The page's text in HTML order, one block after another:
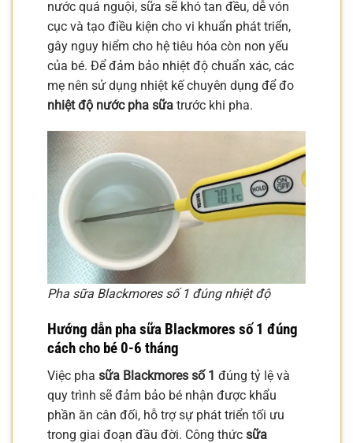
nước quá nguội, sữa sẽ khó tan đều, dễ vón
cục và tạo điều kiện cho vi khuẩn phát triển,
gây nguy hiểm cho hệ tiêu hóa còn non yếu
của bé. Để đảm bảo nhiệt độ chuẩn xác, các
mẹ nên sử dụng nhiệt kế chuyên dụng để đo
nhiệt độ nước pha sữa trước khi pha.
Pha sữa Blackmores số 1 đúng nhiệt độ
Hướng dẫn phasữa Blackmores số 1 đúng
cách cho bé 0-6 tháng
Việc pha sữa Blackmores số 1 đúng tỷ lệ và
quy trình sẽ đảm bảo bé nhận được khẩu
phần ăn cân đối, hỗ trợ sự phát triển tối ưu
trong giai đoạn đầu đời. Công thức sữa